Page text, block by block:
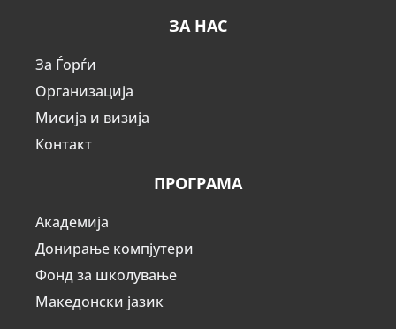
ЗА НАС
За Ѓорѓи
Организација
Мисија и визија
Контакт
ПРОГРАМА
Академија
Донирање компјутери
Фонд за школување
Македонски јазик